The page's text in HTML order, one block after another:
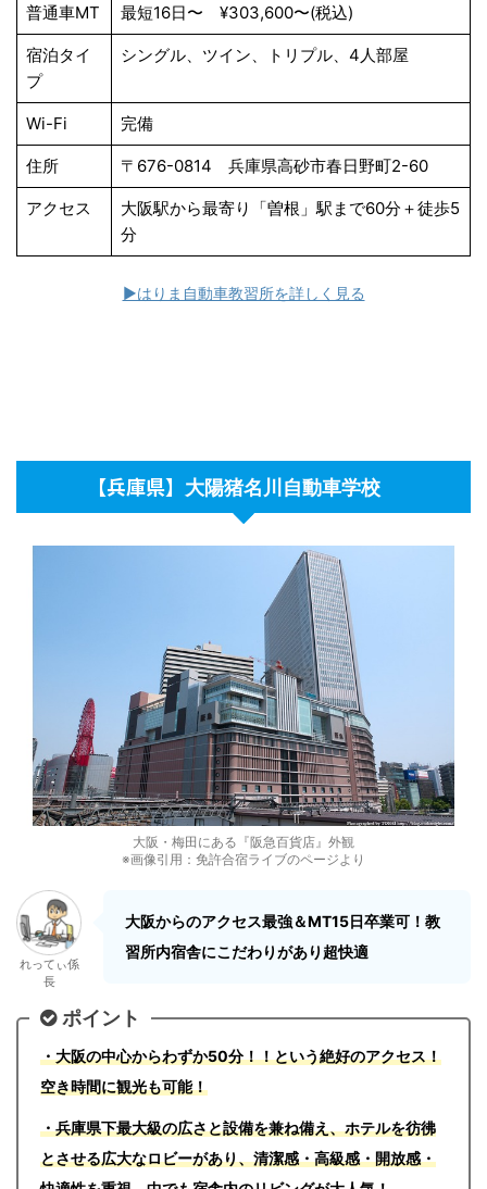
普通車MT 最短16日〜 ¥303,600〜(税込)
宿泊タイ
プ
シングル、ツイン、トリプル、4人部屋
Wi-Fi 完備
住所 〒676-0814 兵庫県高砂市春日野町2-60
アクセス
大阪駅から最寄り「曽根」駅まで60分＋徒歩5
分
▶はりま自動車教習所を詳しく見る
【兵庫県】 大陽猪名川自動車学校
大阪・梅田にある『阪急百貨店』外観
※画像引用：免許合宿ライブのページより
れってぃ係
長
大阪からのアクセス最強＆MT15日卒業可！教
習所内宿舎にこだわりがあり超快適
ポイント
・大阪の中心からわずか50分！！という絶好のアクセス！
空き時間に観光も可能！
・兵庫県下最大級の広さと設備を兼ね備え、ホテルを彷彿
とさせる広大なロビーがあり、清潔感・高級感・開放感・